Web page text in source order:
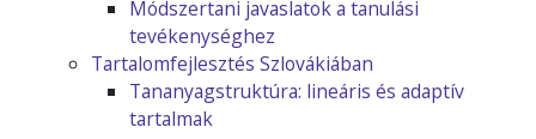
Módszertani javaslatok a tanulási
tevékenységhez
Tartalomfejlesztés Szlovákiában
Tananyagstruktúra: lineáris és adaptív
tartalmak